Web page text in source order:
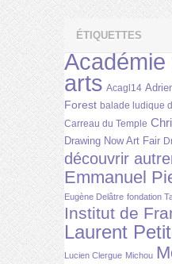
ÉTIQUETTES
arts Acagl14
Forest balade ludique
Carreau du Temple
Drawing Now Art Fair
découvrir
Emmanuel
Eugène Delâtre fondation
Institut de
Laurent
Lucien Clergue Michou